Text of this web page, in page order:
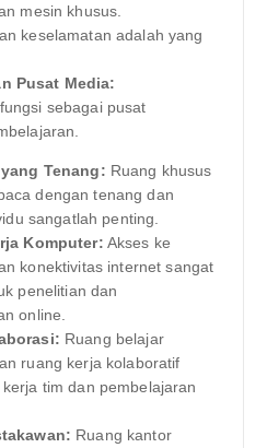
mesin khusus.
keselamatan adalah yang
Pusat Media:
sebagai pusat
Tenang: Ruang khusus
dengan tenang dan
sangatlah penting.
Komputer: Akses ke
konektivitas internet sangat
penelitian dan
online.
Ruang belajar
ruang kerja kolaboratif
tim dan pembelajaran
Ruang kantor